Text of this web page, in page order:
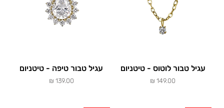
עגיל טבור לוטוס - טיטניום
מחיר
עגיל טבור טיפה - טיטניום
מחיר